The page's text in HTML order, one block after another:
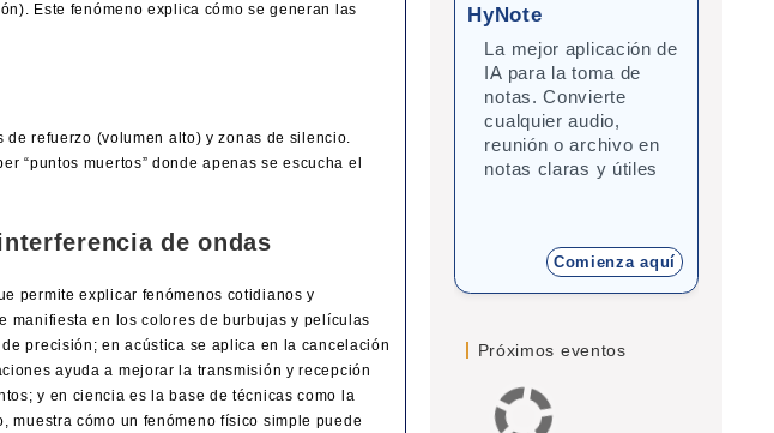
Este fenómeno explica cómo se generan las
refuerzo (volumen alto) y zonas de silencio.
“puntos muertos” donde apenas se escucha el
de ondas
permite explicar fenómenos cotidianos y
manifiesta en los colores de burbujas y películas
precisión; en acústica se aplica en la cancelación
ayuda a mejorar la transmisión y recepción
y en ciencia es la base de técnicas como la
muestra cómo un fenómeno físico simple puede
HyNote
La mejor aplicación de
IA para la toma de
notas. Convierte
cualquier audio,
reunión o archivo en
notas claras y útiles
Comienza aquí
Próximos eventos